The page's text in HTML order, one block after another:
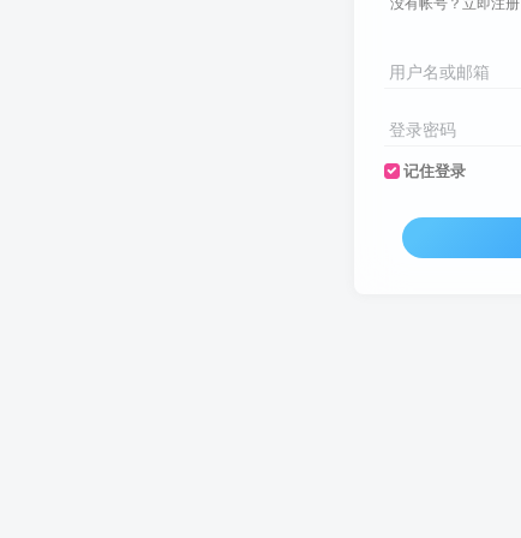
用户名或邮箱
登录密码
记住登录